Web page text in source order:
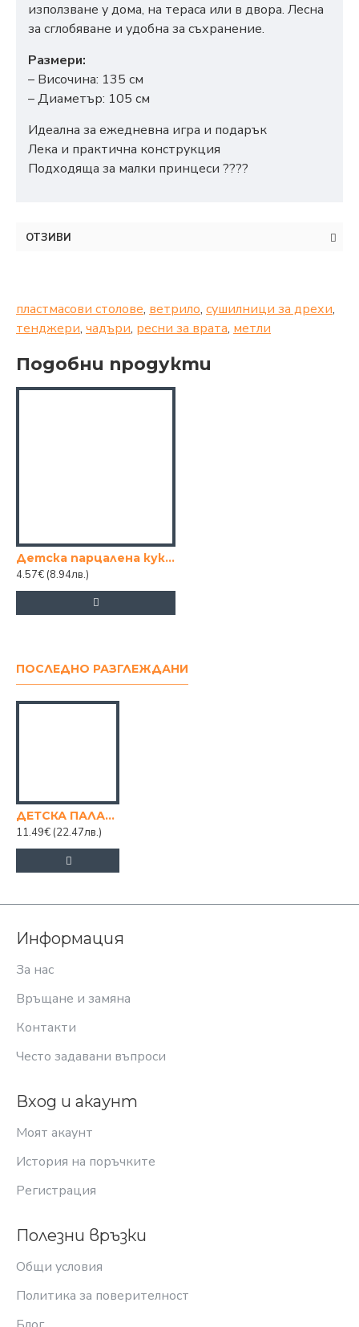
използване у дома, на тераса или в двора. Лесна
за сглобяване и удобна за съхранение.
Размери:
– Височина: 135 см
– Диаметър: 105 см
Идеална за ежедневна игра и подарък
Лека и практична конструкция
Подходяща за малки принцеси ????
ОТЗИВИ
пластмасови столове, ветрило, сушилници за дрехи,
тенджери, чадъри, ресни за врата, метли
Подобни продукти
Детска парцалена кукла с рокля ( в различни цветове)
4.57€ (8.94лв.)
ПОСЛЕДНО РАЗГЛЕЖДАНИ
ДЕТСКА ПАЛАТКА ЗА МОМИЧЕ
11.49€ (22.47лв.)
Информация
За нас
Връщане и замяна
Контакти
Често задавани въпроси
Вход и акаунт
Моят акаунт
История на поръчките
Регистрация
Полезни връзки
Общи условия
Политика за поверителност